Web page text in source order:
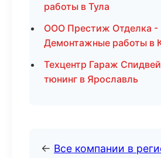
работы в Тула
ООО Престиж Отделка -
Демонтажные работы в
Техцентр Гараж
тюнинг в Ярославль
← Все компании в